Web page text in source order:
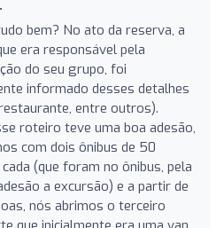
bem? No ato da reserva, a
era responsável pela
do seu grupo, foi
informado desses detalhes
entre outros).
roteiro teve uma boa adesão,
com dois ônibus de 50
(que foram no ônibus, pela
a excursão) e a partir de
nós abrimos o terceiro